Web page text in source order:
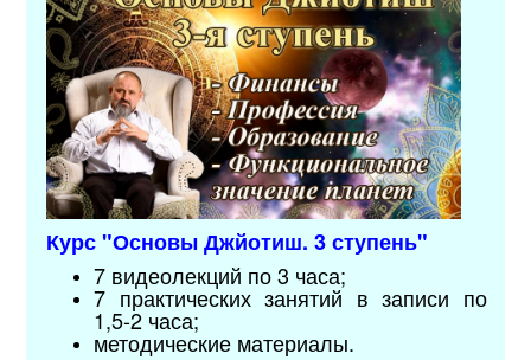
Курс "Основы Джйотиш. 3 ступень"
7 видеолекций по 3 часа;
7 практических занятий в записи по
1,5-2 часа;
методические материалы.